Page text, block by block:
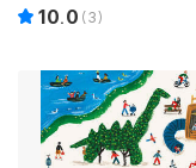
10.0 (3)